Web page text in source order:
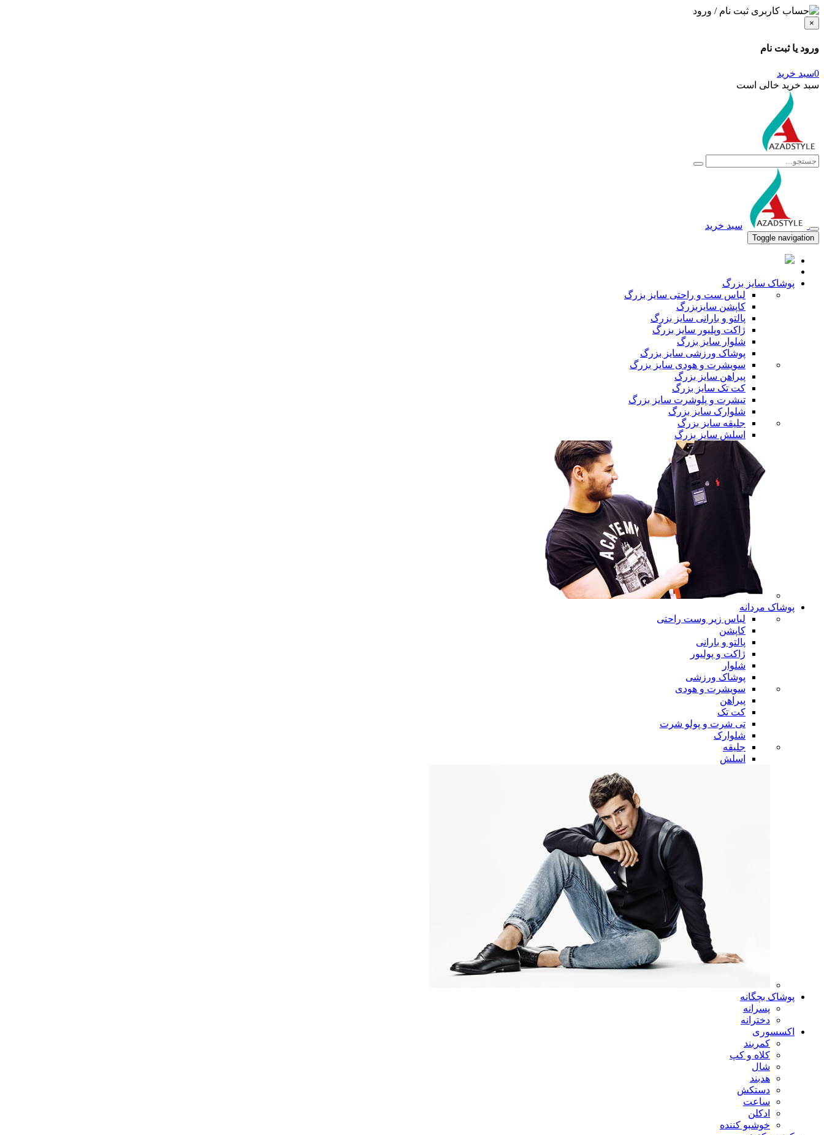
ثبت نام / ورود
×
ورود یا ثبت نام
0سبد خرید
سبد خرید خالی است
سبد خرید
Toggle navigation
پوشاک سایز بزرگ
لباس ست و راحتی سایز بزرگ
کاپشن سایزبزرگ
پالتو و بارانی سایز بزرگ
ژاکت وپلیور سایز بزرگ
شلوار سایز بزرگ
پوشاک ورزشی سایز بزرگ
سویشرت و هودی سایز بزرگ
پیراهن سایز بزرگ
کت تک سایز بزرگ
تیشرت و پلوشرت سایز بزرگ
شلوارک سایز بزرگ
جلیقه سایز بزرگ
اسلش سایز بزرگ
پوشاک مردانه
لباس زیر وست راحتی
کاپشن
پالتو و بارانی
ژاکت و پولیور
شلوار
پوشاک ورزشی
سویشرت و هودی
پیراهن
کت تک
تی شرت و پولو شرت
شلوارک
جلیقه
اسلش
پوشاک بچگانه
پسرانه
دخترانه
اکسسوری
کمربند
کلاه و کپ
شال
هدبند
دستکش
ساعت
ادکلن
خوشبو کننده